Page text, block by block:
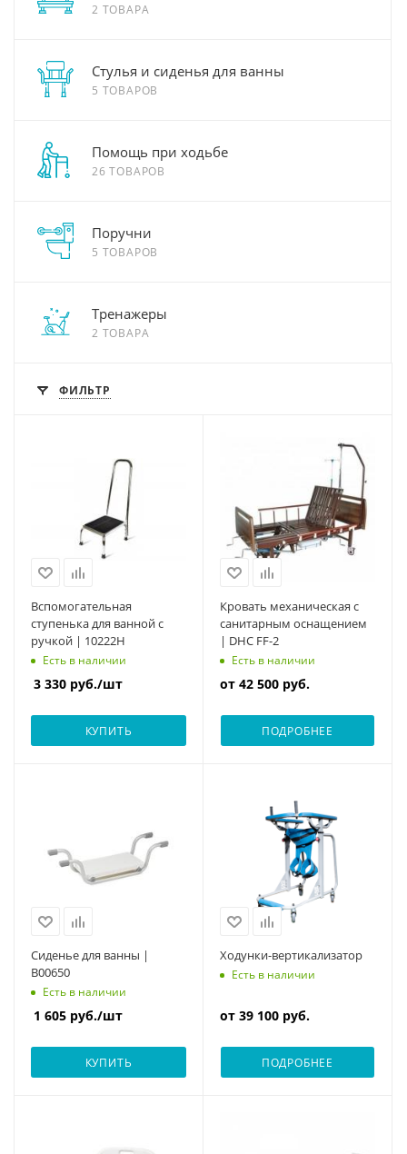
2 ТОВАРА
Стулья и сиденья для ванны
5 ТОВАРОВ
Помощь при ходьбе
26 ТОВАРОВ
Поручни
5 ТОВАРОВ
Тренажеры
2 ТОВАРА
ФИЛЬТР
Вспомогательная
ступенька для ванной с
ручкой | 10222Н
Есть в наличии
3 330 руб./шт
КУПИТЬ
Кровать механическая с
санитарным оснащением
| DHC FF-2
Есть в наличии
от 42 500 руб.
ПОДРОБНЕЕ
Сиденье для ванны |
B00650
Есть в наличии
1 605 руб./шт
КУПИТЬ
Ходунки-вертикализатор
Есть в наличии
от 39 100 руб.
ПОДРОБНЕЕ